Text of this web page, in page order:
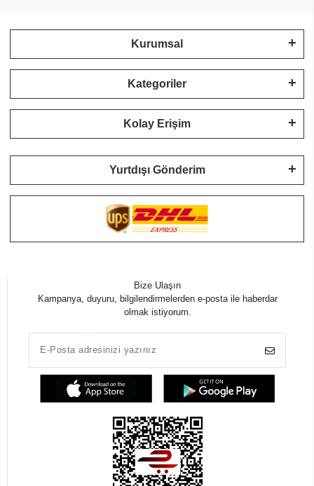
Kurumsal
Kategoriler
Kolay Erişim
Yurtdışı Gönderim
Bize Ulaşın
Kampanya, duyuru, bilgilendirmelerden e-posta ile haberdar
olmak istiyorum.